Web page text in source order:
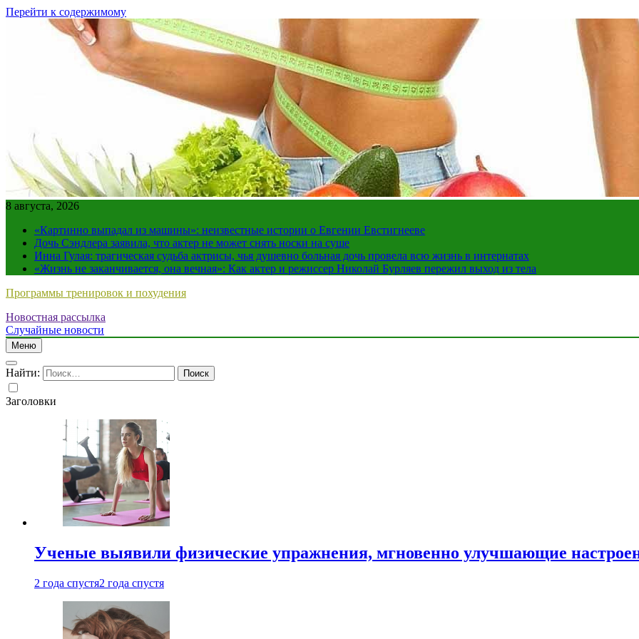
Перейти к содержимому
8 августа, 2026
«Картинно выпадал из машины»: неизвестные истории о Евгении Евстигнееве
Дочь Сэндлера заявила, что актер не может снять носки на суше
Инна Гулая: трагическая судьба актрисы, чья душевно больная дочь провела всю жизнь в интернатах
«Жизнь не заканчивается, она вечная»: Как актер и режиссер Николай Бурляев пережил выход из тела
Программы тренировок и похудения
Новостная рассылка
Случайные новости
Меню
Найти:
Заголовки
Ученые выявили физические упражнения, мгновенно улучшающие
2 года спустя2 года спустя